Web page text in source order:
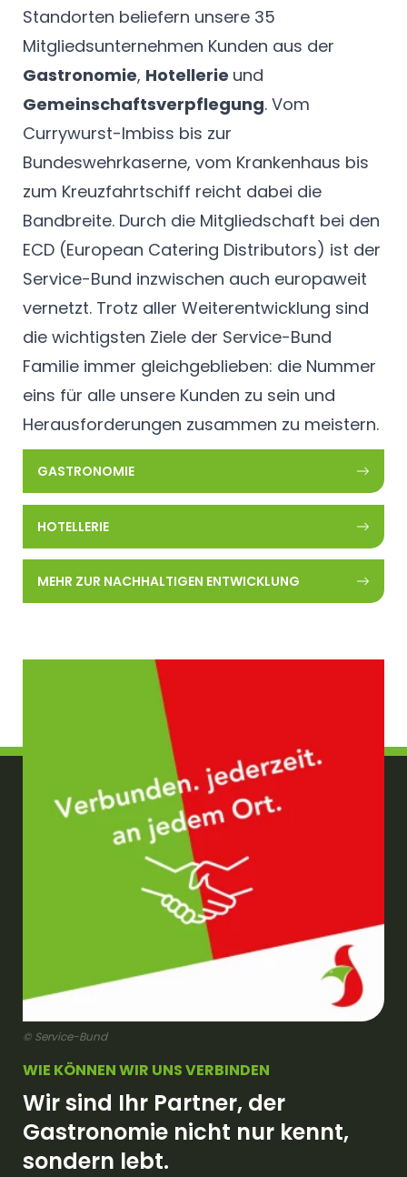
Standorten beliefern unsere 35
Mitgliedsunternehmen Kunden aus der
Gastronomie, Hotellerie und
Gemeinschaftsverpflegung. Vom
Currywurst-Imbiss bis zur
Bundeswehrkaserne, vom Krankenhaus bis
zum Kreuzfahrtschiff reicht dabei die
Bandbreite. Durch die Mitgliedschaft bei den
ECD (European Catering Distributors) ist der
Service-Bund inzwischen auch europaweit
vernetzt. Trotz aller Weiterentwicklung sind
die wichtigsten Ziele der Service-Bund
Familie immer gleichgeblieben: die Nummer
eins für alle unsere Kunden zu sein und
Herausforderungen zusammen zu meistern.
GASTRONOMIE
HOTELLERIE
MEHR ZUR NACHHALTIGEN ENTWICKLUNG
© Service-Bund
WIE KÖNNEN WIR UNS VERBINDEN
Wir sind Ihr Partner, der
Gastronomie nicht nur kennt,
sondern lebt.